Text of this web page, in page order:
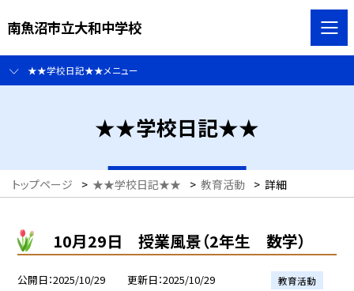
南魚沼市立大和中学校
★★学校日記★★メニュー
★★学校日記★★
トップページ > ★★学校日記★★ > 教育活動 > 詳細
10月29日 授業風景（2年生 数学）
公開日 2025/10/29 更新日 2025/10/29 教育活動